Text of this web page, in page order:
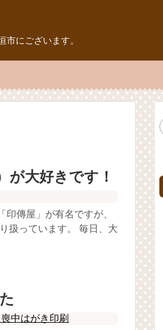
にございます。
が大好きです！
傳屋」が有名ですが、
扱っています。 毎日、大
中はがき印刷